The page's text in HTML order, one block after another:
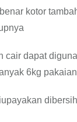
kotor
cair dapat
6kg pakaian